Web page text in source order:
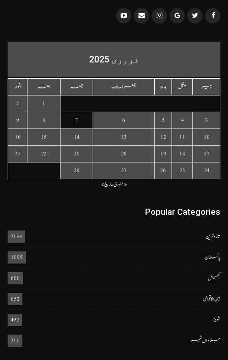
فروری 2025
پیر منگل بدھ جمعرات جمعہ ہفتہ
اتوار
1
2
3
4
5
6
7
8
9
10
11
12
13
14
15
16
17
18
19
20
21
22
23
24
25
26
27
28
« جنوریمارچ »
Popular Categories
تازہ ترین 2134
پاکستان 1095
کھیل 660
بین الاقوامی 652
شوبز 492
جڑواں شہر 211